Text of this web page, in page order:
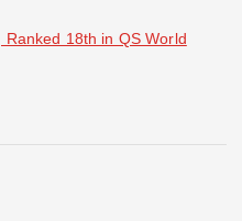
18th in QS World